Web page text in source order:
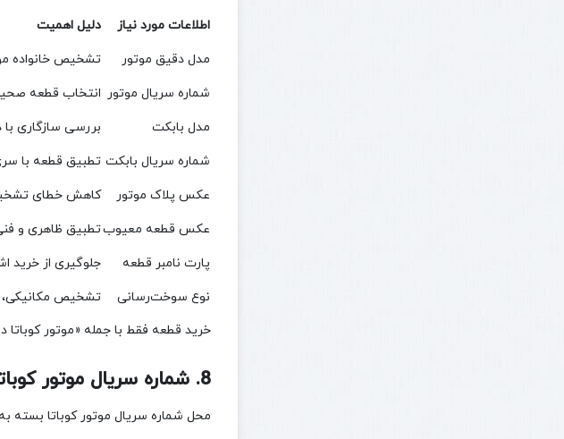
اطلاعات مورد نیاز
دلیل اهمیت
مدل دقیق موتور
تشخیص خانواده
شماره سریال موتور انتخاب قطعه
مدل بابکت
بررسی سازگاری
شماره سریال بابکت تطبیق قطعه با
عکس پلاک موتور
کاهش خطای
عکس قطعه معیوبتطبیق ظاهری و
پارت نامبر قطعه
جلوگیری از خرید
نوع سوخت‌رسانی
تشخیص مکانیکی، DI یا Common Rail بودن
خرید قطعه فقط با جمله «موتور کوباتا
8. شماره سریال موتور کوباتا کجاست؟